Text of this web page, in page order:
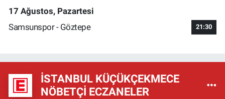
17 Ağustos, Pazartesi
Samsunspor - Göztepe
21:30
İSTANBUL KÜÇÜKÇEKMECE
NÖBETÇI ECZANELER